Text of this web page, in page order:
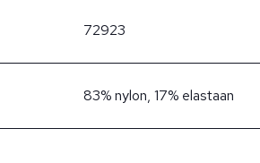
72923
83% nylon, 17% elastaan